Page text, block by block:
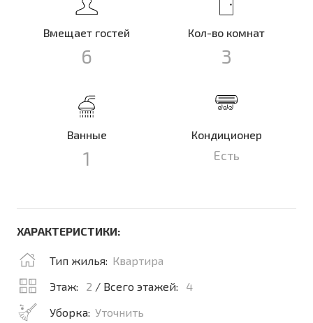
Вмещает гостей
6
Кол-во комнат
3
Ванные
1
Кондиционер
Есть
ХАРАКТЕРИСТИКИ:
Тип жилья: Квартира
Этаж:
2 / Всего этажей:
4
Уборка: Уточнить